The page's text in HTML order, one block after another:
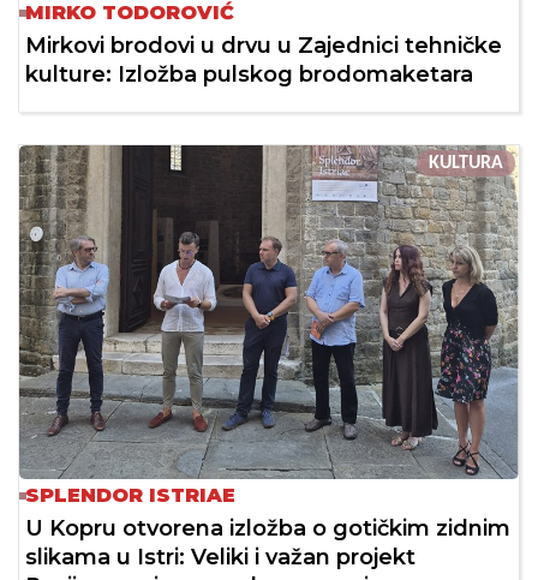
MIRKO TODOROVIĆ
Mirkovi brodovi u drvu u Zajednici tehničke
kulture: Izložba pulskog brodomaketara
KULTURA
SPLENDOR ISTRIAE
U Kopru otvorena izložba o gotičkim zidnim
slikama u Istri: Veliki i važan projekt